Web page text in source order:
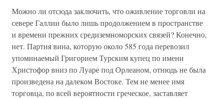
Можно ли отсюда заключить, что оживление торговли на
севере Галлии было лишь продолжением в пространстве
и времени прежних средиземноморских связей? Конечно,
нет. Партия вина, которую около 585 года перевозил
упоминаемый Григорием Турским купец по имени
Христофор вниз по Луаре под Орлеаном, отнюдь не была
произведена на далеком Востоке. Тем не менее имя
торговца, по всей вероятности греческое, заставляет